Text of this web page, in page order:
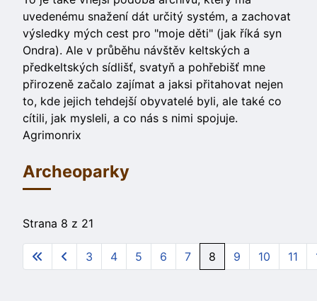
uvedenému snažení dát určitý systém, a zachovat
výsledky mých cest pro "moje děti" (jak říká syn
Ondra). Ale v průběhu návštěv keltských a
předkeltských sídlišť, svatyň a pohřebišť mne
přirozeně začalo zajímat a jaksi přitahovat nejen
to, kde jejich tehdejší obyvatelé byli, ale také co
cítili, jak mysleli, a co nás s nimi spojuje.
Agrimonrix
Archeoparky
Strana 8 z 21
3 4 5 6 7 8 9 10 11